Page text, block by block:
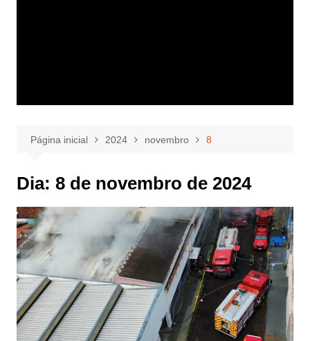
Página inicial 2024 novembro 8
Dia: 8 de novembro de 2024